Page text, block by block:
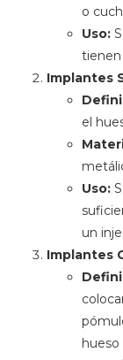
o
Uso:
tienen
Implantes
el
Uso:
un
Implantes
hueso